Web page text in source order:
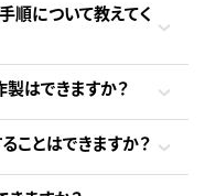
順について教えてく
はできますか？
ことはできますか？